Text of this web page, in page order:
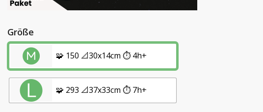
Größe
🧩 150 📐30x14cm ⏱️ 4h+
🧩 293 📐37x33cm ⏱️ 7h+